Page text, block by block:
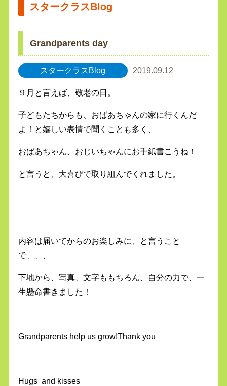
スタークラスBlog
Grandparents day
スタークラスBlog 2019.09.12
９月と言えば、敬老の日。
子どもたちからも、おばあちゃんの家に行くんだ
よ！と嬉しい表情で聞くことも多く、
おばあちゃん、おじいちゃんにお手紙書こうね！
と言うと、大喜びで取り組んでくれました。
内容は届いてからのお楽しみに、と言うこと
で、、、
下地から、写真、文字ももちろん、自分の力で、一
生懸命書きました！
Grandparents help us grow!Thank you
Hugs and kisses